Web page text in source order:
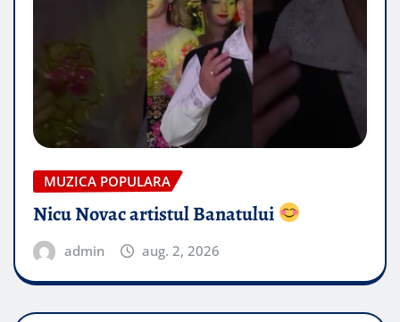
MUZICA POPULARA
Nicu Novac artistul Banatului
admin aug. 2, 2026